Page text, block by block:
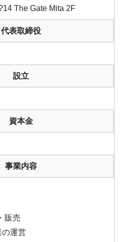
The Gate Mita 2F
代表取締役
設立
資本金
事業内容
販売
の運営